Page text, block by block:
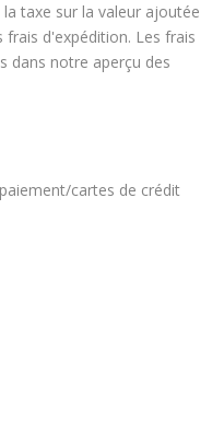
taxe sur la valeur ajoutée
frais d'expédition. Les frais
dans notre aperçu des
cartes de crédit